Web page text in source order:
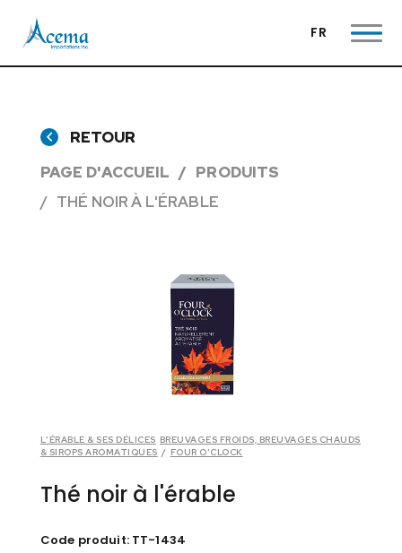
FR
RETOUR
PAGE D'ACCUEIL
PRODUITS
THÉ NOIR À L'ÉRABLE
L'ÉRABLE & SES DÉLICES BREUVAGES FROIDS, BREUVAGES CHAUDS
& SIROPS AROMATIQUES / FOUR O'CLOCK
Thé noir à l'érable
Code produit: TT-1434